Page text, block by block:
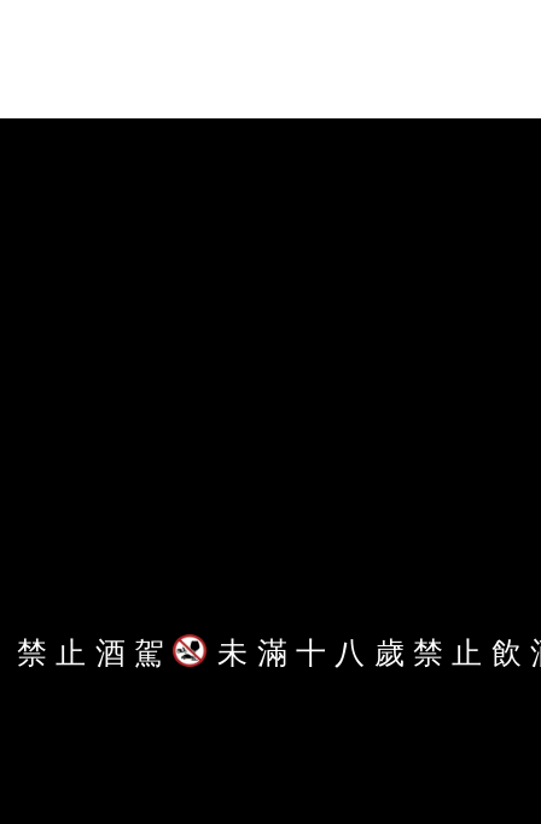
獨家深度分析報導
禁 止 酒 駕 未 滿 十 八 歲 禁 止 飲